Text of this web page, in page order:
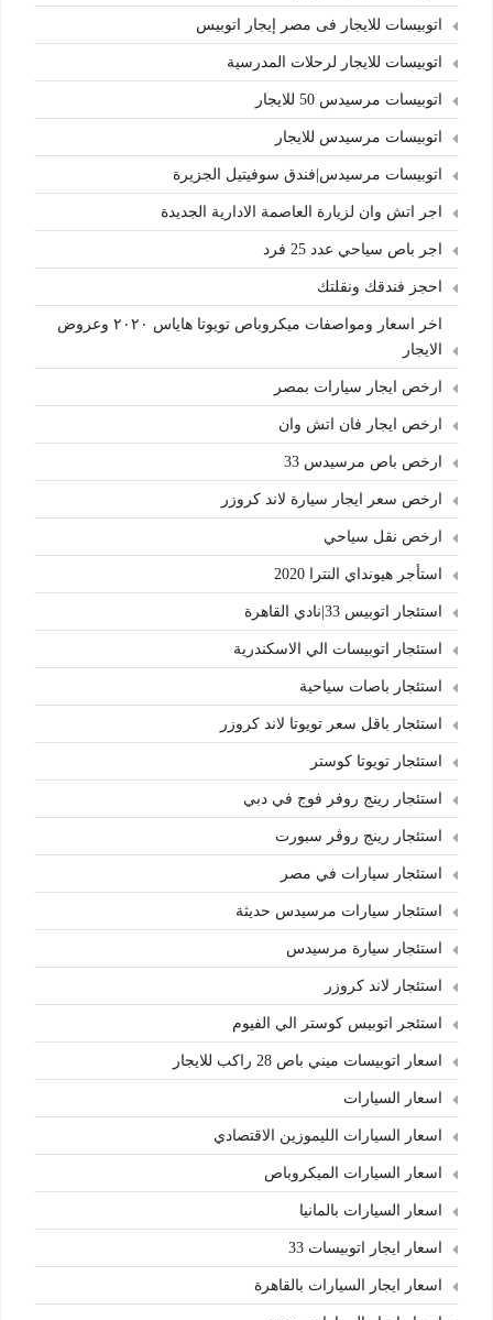
اتوبيسات للايجار فى مصر إيجار اتوبيس
اتوبيسات للايجار لرحلات المدرسية
اتوبيسات مرسيدس 50 للايجار
اتوبيسات مرسيدس للايجار
اتوبيسات مرسيدس|فندق سوفيتيل الجزيرة
اجر اتش وان لزيارة العاصمة الادارية الجديدة
اجر باص سياحي عدد 25 فرد
احجز فندقك ونقلتك
اخر اسعار ومواصفات ميكروباص تويوتا هاياس ٢٠٢٠ وعروض
الايجار
ارخص ايجار سيارات بمصر
ارخص ايجار فان اتش وان
ارخص باص مرسيدس 33
ارخص سعر ايجار سيارة لاند كروزر
ارخص نقل سياحي
استأجر هيونداي النترا 2020
استئجار اتوبيس 33|نادي القاهرة
استئجار اتوبيسات الي الاسكندرية
استئجار باصات سياحية
استئجار باقل سعر تويوتا لاند كروزر
استئجار تويوتا كوستر
استئجار رينج روفر فوج في دبي
استئجار رينج روڤر سبورت
استئجار سيارات في مصر
استئجار سيارات مرسيدس حديثة
استئجار سيارة مرسيدس
استئجار لاند كروزر
استئجر اتوبيس كوستر الي الفيوم
اسعار اتوبيسات ميني باص 28 راكب للايجار
اسعار السيارات
اسعار السيارات الليموزين الاقتصادي
اسعار السيارات الميكروباص
اسعار السيارات بالمانيا
اسعار ايجار اتوبيسات 33
اسعار ايجار السيارات بالقاهرة